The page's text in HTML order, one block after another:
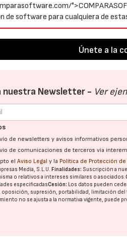
de software para cualquiera de
Únete a la
nuestra Newsletter - Ver
de newsletters y avisos informativos
de comunicaciones de terceros vía
elAviso Legal y la Política de Protección de
Media, S.L.U.Finalidades: Suscripción a
o relativos a intereses similares o asociados.
especificadasCesión: Los datos pueden
supresión, portabilidad, limitación del
no se ajusta a la normativa vigente, puede